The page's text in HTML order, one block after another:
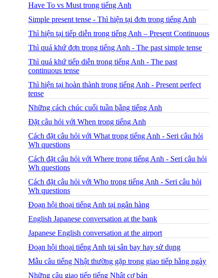
Have To vs Must trong tiếng Anh
Simple present tense - Thì hiện tại đơn trong tiếng Anh
Thì hiện tại tiếp diễn trong tiếng Anh – Present Continuous
Thì quá khứ đơn trong tiếng Anh - The past simple tense
Thì quá khứ tiếp diễn trong tiếng Anh - The past
continuous tense
Thì hiện tại hoàn thành trong tiếng Anh - Present perfect
tense
Những cách chúc cuối tuần bằng tiếng Anh
Đặt câu hỏi với When trong tiếng Anh
Cách đặt câu hỏi với What trong tiếng Anh - Seri câu hỏi
Wh questions
Cách đặt câu hỏi với Where trong tiếng Anh - Seri câu hỏi
Wh questions
Cách đặt câu hỏi với Who trong tiếng Anh - Seri câu hỏi
Wh questions
Đoạn hội thoại tiếng Anh tại ngân hàng
English Japanese conversation at the bank
Japanese English conversation at the airport
Đoạn hội thoại tiếng Anh tại sân bay hay sử dụng
Mẫu câu tiếng Nhật thường gặp trong giao tiếp hằng ngày
Những câu giao tiếp tiếng Nhật cơ bản